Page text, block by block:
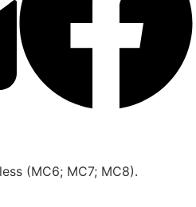
(MC6; MC7; MC8).